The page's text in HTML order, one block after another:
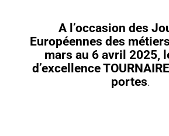
A l’occasion des
Européennes des
mars au 6 avril 2025,
d’excellence
portes.